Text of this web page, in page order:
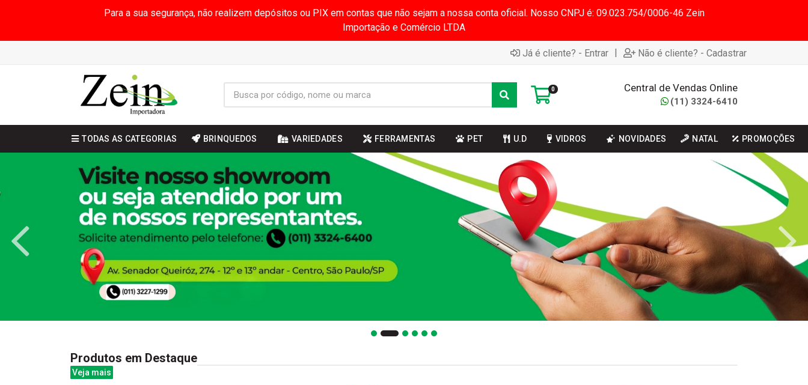
Para a sua segurança, não realizem depósitos ou PIX em contas que não sejam a nossa conta oficial. Nosso CNPJ é: 09.023.754/0006-46 Zein
Importação e Comércio LTDA
Já é cliente? - Entrar | Não é cliente? - Cadastrar
0 Central de Vendas Online
(11) 3324-6410
TODAS AS CATEGORIAS BRINQUEDOS VARIEDADES FERRAMENTAS PET U.D VIDROS NOVIDADES NATAL PROMOÇÕES
Produtos em Destaque
Veja mais